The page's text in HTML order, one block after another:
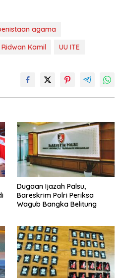
agama
Ridwan Kamil UU ITE
Dugaan Ijazah Palsu,
Bareskrim Polri Periksa
Wagub Bangka Belitung